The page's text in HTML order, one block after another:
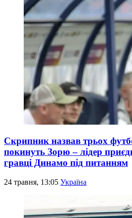
Скрипник назвав трьох
покинуть Зорю – лідер
гравці Динамо під питанням
24 травня, 13:05 Україна